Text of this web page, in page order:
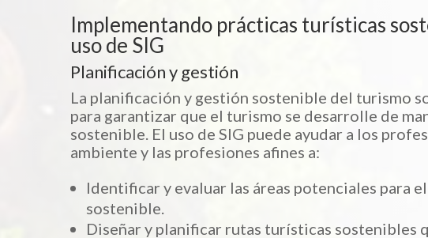
Implementando prácticas turísticas
uso de SIG
Planificación y gestión
La planificación y gestión sostenible del turismo
para garantizar que el turismo se desarrolle de
sostenible. El uso de SIG puede ayudar a los
ambiente y las profesiones afines a:
Identificar y evaluar las áreas potenciales para
sostenible.
Diseñar y planificar rutas turísticas sostenibles